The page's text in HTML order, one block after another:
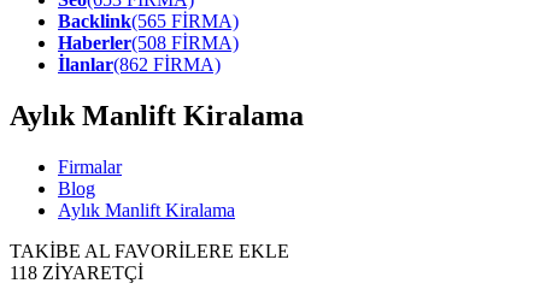
Backlink(565 FİRMA)
Haberler(508 FİRMA)
İlanlar(862 FİRMA)
Aylık Manlift Kiralama
Firmalar
Blog
Aylık Manlift Kiralama
TAKİBE AL FAVORİLERE EKLE
118 ZİYARETÇİ